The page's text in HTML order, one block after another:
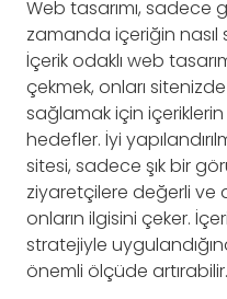
Web tasarımı, sadece
zamanda içeriğin nasıl
İçerik odaklı web
çekmek, onları
sağlamak için içeriklerin
hedefler. İyi
sitesi, sadece şık bir
ziyaretçilere değerli ve
onların ilgisini çeker.
stratejiyle
önemli ölçüde artırabilir.